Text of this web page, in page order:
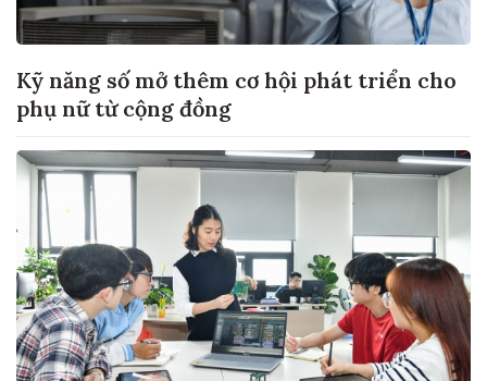
Kỹ năng số mở thêm cơ hội phát triển cho
phụ nữ từ cộng đồng